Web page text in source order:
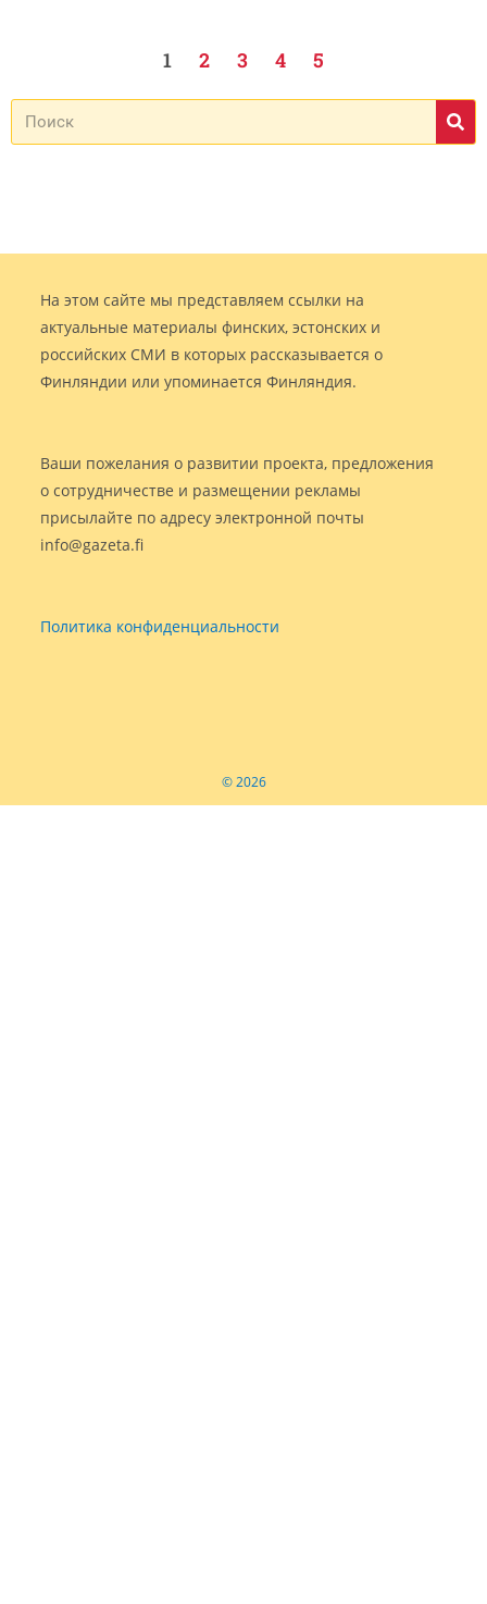
1 2 3 4 5
На этом сайте мы представляем ссылки на
актуальные материалы финских, эстонских и
российских СМИ в которых рассказывается о
Финляндии или упоминается Финляндия.
Ваши пожелания о развитии проекта, предложения
о сотрудничестве и размещении рекламы
присылайте по адресу электронной почты
info@gazeta.fi
Политика конфиденциальности
© 2026